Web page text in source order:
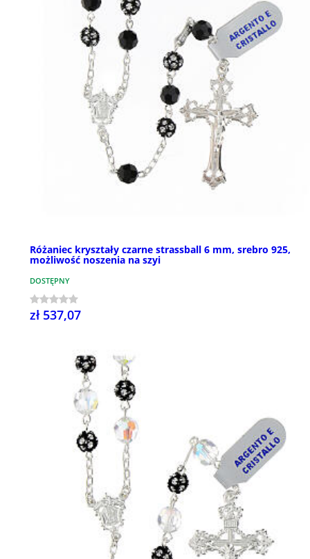
Różaniec kryształy czarne strassball 6 mm, srebro 925,
możliwość noszenia na szyi
DOSTĘPNY
zł 537,07